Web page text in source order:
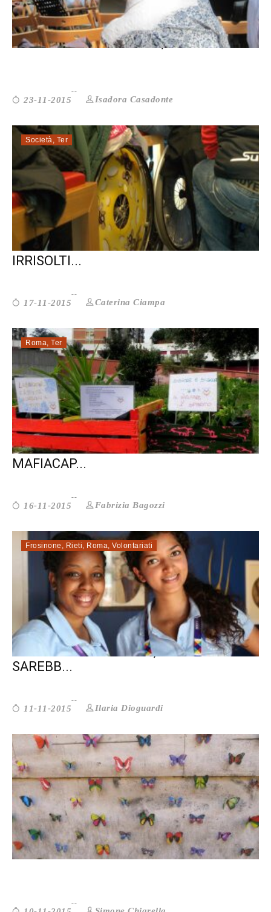
ANZIANI: PIÙ CHE ATTIVI, “ATTIV...
23-11-2015 Isadora Casadonte
Società Ter
SERVIZI SOCIALI: I PROBLEMI
IRRISOLTI...
17-11-2015 Caterina Ciampa
Roma Ter
ROMA. IL LAVORO SOCIALE DOPO
MAFIACAP...
16-11-2015 Fabrizia Bagozzi
Frosinone Rieti Roma Volontariati
SENZA NOI VOLONTARI, EXPO 2015
SAREBB...
11-11-2015 Ilaria Dioguardi
L’IMPEGNO DEI GIOVANI ROM PER I...